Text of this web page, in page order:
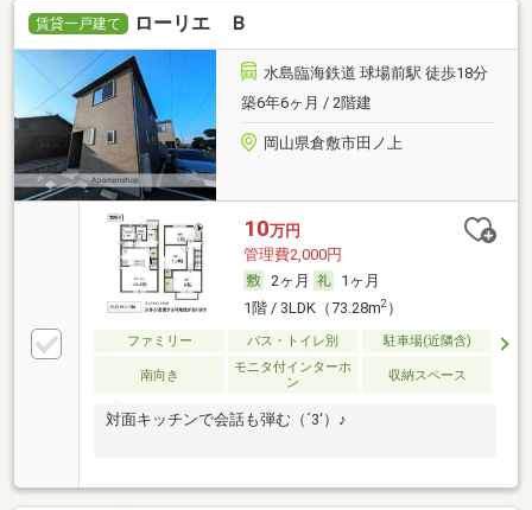
賃貸一戸建て ローリエ Ｂ
水島臨海鉄道 球場前駅 徒歩18分
築6年6ヶ月 / 2階建
岡山県倉敷市田ノ上
10万円
管理費2,000円
2ヶ月
1ヶ月
1階 / 3LDK（73.28m2）
ファミリー バス・トイレ別 駐車場(近隣含)
南向き
モニタ付インターホ
ン
収納スペース
対面キッチンで会話も弾む（´3‘）♪